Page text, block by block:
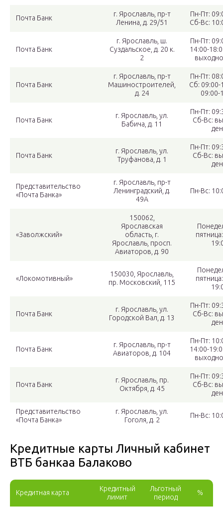
Почта Банк
г. Ярославль, пр-т
Ленина, д. 29/51
Пн-Пт:
Сб-Вс:
Почта Банк
г. Ярославль, ш.
Суздальское, д. 20 к.
2
Пн-Пт:
14:00-
Почта Банк
г. Ярославль, пр-т
Машиностроителей,
д. 24
Пн-Пт:
Сб: 09:00-
09:00-
Почта Банк
г. Ярославль, ул.
Бабича, д. 11
Пн-Пт:
Сб-Вс:
Почта Банк
г. Ярославль, ул.
Труфанова, д. 1
Пн-Пт:
Сб-Вс:
Представительство
«Почта Банка»
г. Ярославль, пр-т
Ленинградский, д.
49А
Пн-Вс:
«Заволжский»
150062,
Ярославская
область, г.
Ярославль, просп.
Авиаторов, д. 90
«Локомотивный»
150030, Ярославль,
пр. Московский, 115
Почта Банк
г. Ярославль, ул.
Городской Вал, д. 13
Пн-Пт:
Сб-Вс:
Почта Банк
г. Ярославль, пр-т
Авиаторов, д. 104
Пн-Пт:
14:00-
Почта Банк
г. Ярославль, пр.
Октября, д. 45
Пн-Пт:
Сб-Вс:
Представительство
«Почта Банка»
г. Ярославль, ул.
Гоголя, д. 2
Пн-Вс:
Кредитные карты Личный кабинет
ВТБ банкаа Балаково
Кредитная карта
Кредитный
лимит
Льготный
период
%